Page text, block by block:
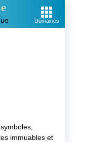
Domaines
immuables et